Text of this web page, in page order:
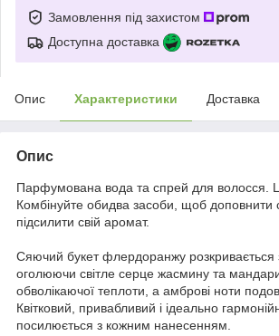
Замовлення під захистом
Доступна доставка
Опис Характеристики Доставка
Опис
Парфумована вода та спрей для волосся.
Комбінуйте обидва засоби, щоб доповнити
підсилити свій аромат.
Сяючий букет флердоранжу розкривається з
оголюючи світле серце жасмину та
обволікаючої теплоти, а амброві ноти
Квітковий, привабливий і ідеально
посилюється з кожним нанесенням.